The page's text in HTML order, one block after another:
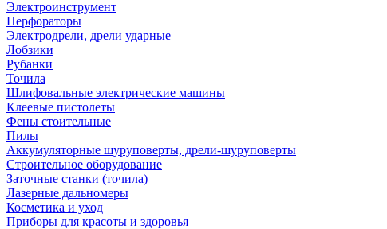
Электроинструмент
Перфораторы
Электродрели, дрели ударные
Лобзики
Рубанки
Точила
Шлифовальные электрические машины
Клеевые пистолеты
Фены стоительные
Пилы
Аккумуляторные шуруповерты, дрели-шуруповерты
Строительное оборудование
Заточные станки (точила)
Лазерные дальномеры
Косметика и уход
Приборы для красоты и здоровья